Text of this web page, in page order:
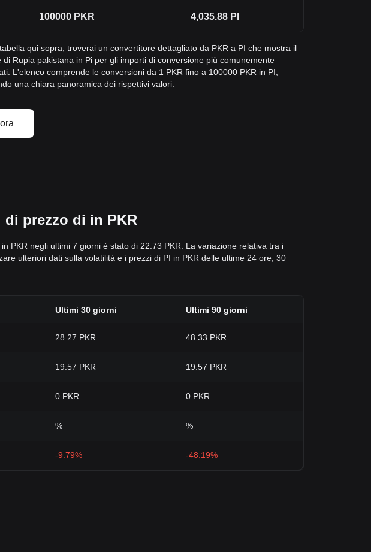
100000 PKR 4,035.88 PI
qui sopra, troverai un convertitore dettagliato da PKR a PI che mostra il
di Rupia pakistana in Pi per gli importi di conversione più comunemente
L'elenco comprende le conversioni da 1 PKR fino a 100000 PKR in PI,
una chiara panoramica dei rispettivi valori.
prezzo di in PKR
PKR negli ultimi 7 giorni è stato di 22.73 PKR. La variazione relativa tra i
ulteriori dati sulla volatilità e i prezzi di PI in PKR delle ultime 24 ore, 30
Ultimi 30 giorni Ultimi 90 giorni
28.27 PKR 48.33 PKR
19.57 PKR 19.57 PKR
0 PKR 0 PKR
% %
-9.79% -48.19%